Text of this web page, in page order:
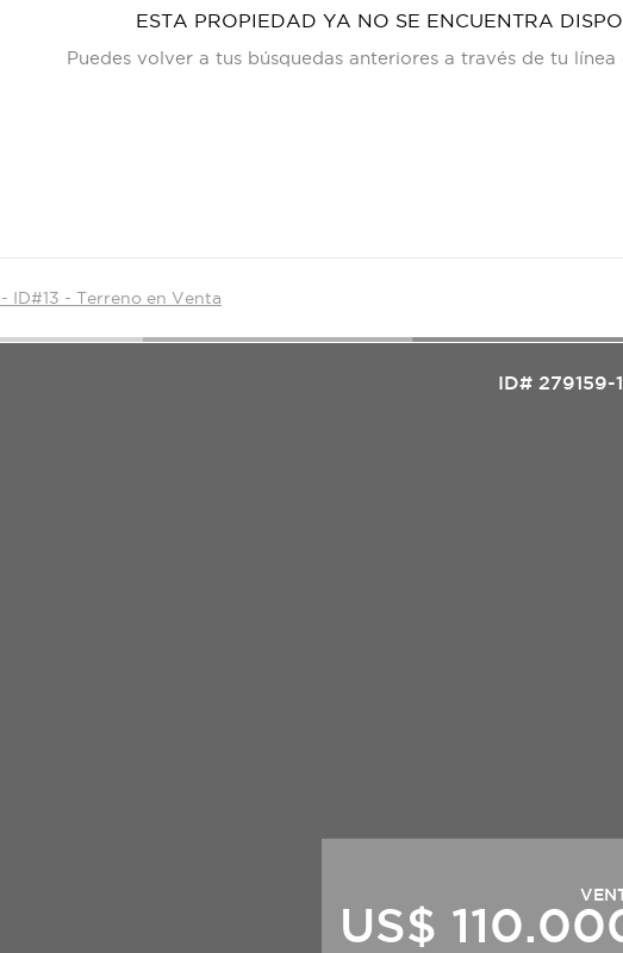
ESTA PROPIEDAD YA NO SE ENCUENTRA
Puedes volver a tus búsquedas anteriores a través de tu
ID#13 - Terreno en Venta
ID# 279159-
US$